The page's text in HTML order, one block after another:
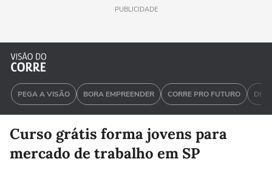
PUBLICIDADE
PEGA A VISÃO BORA EMPREENDER CORRE PRO FUTURO DEU
Curso grátis forma jovens para
mercado de trabalho em SP